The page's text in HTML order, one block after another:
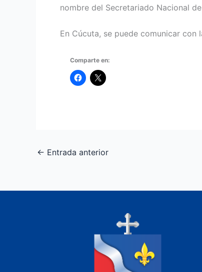
nombre del Secretariado Nacional
En Cúcuta, se puede comunicar
Comparte en:
← Entrada anterior